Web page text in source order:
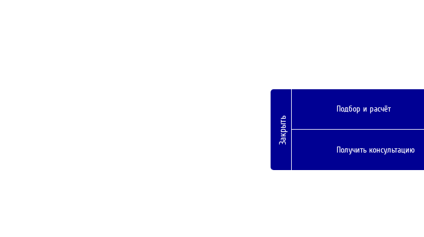
Закрыть
Подбор и расчёт
Получить консультацию